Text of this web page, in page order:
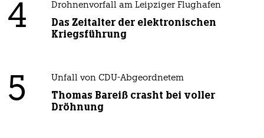
4 Drohnenvorfall am Leipziger Flughafen
Das Zeitalter der elektronischen
Kriegsführung
5 Unfall von CDU-Abgeordnetem
Thomas Bareiß crasht bei voller
Dröhnung